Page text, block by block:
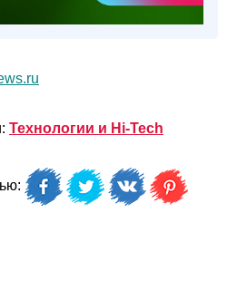
Технологии и Hi-Tech